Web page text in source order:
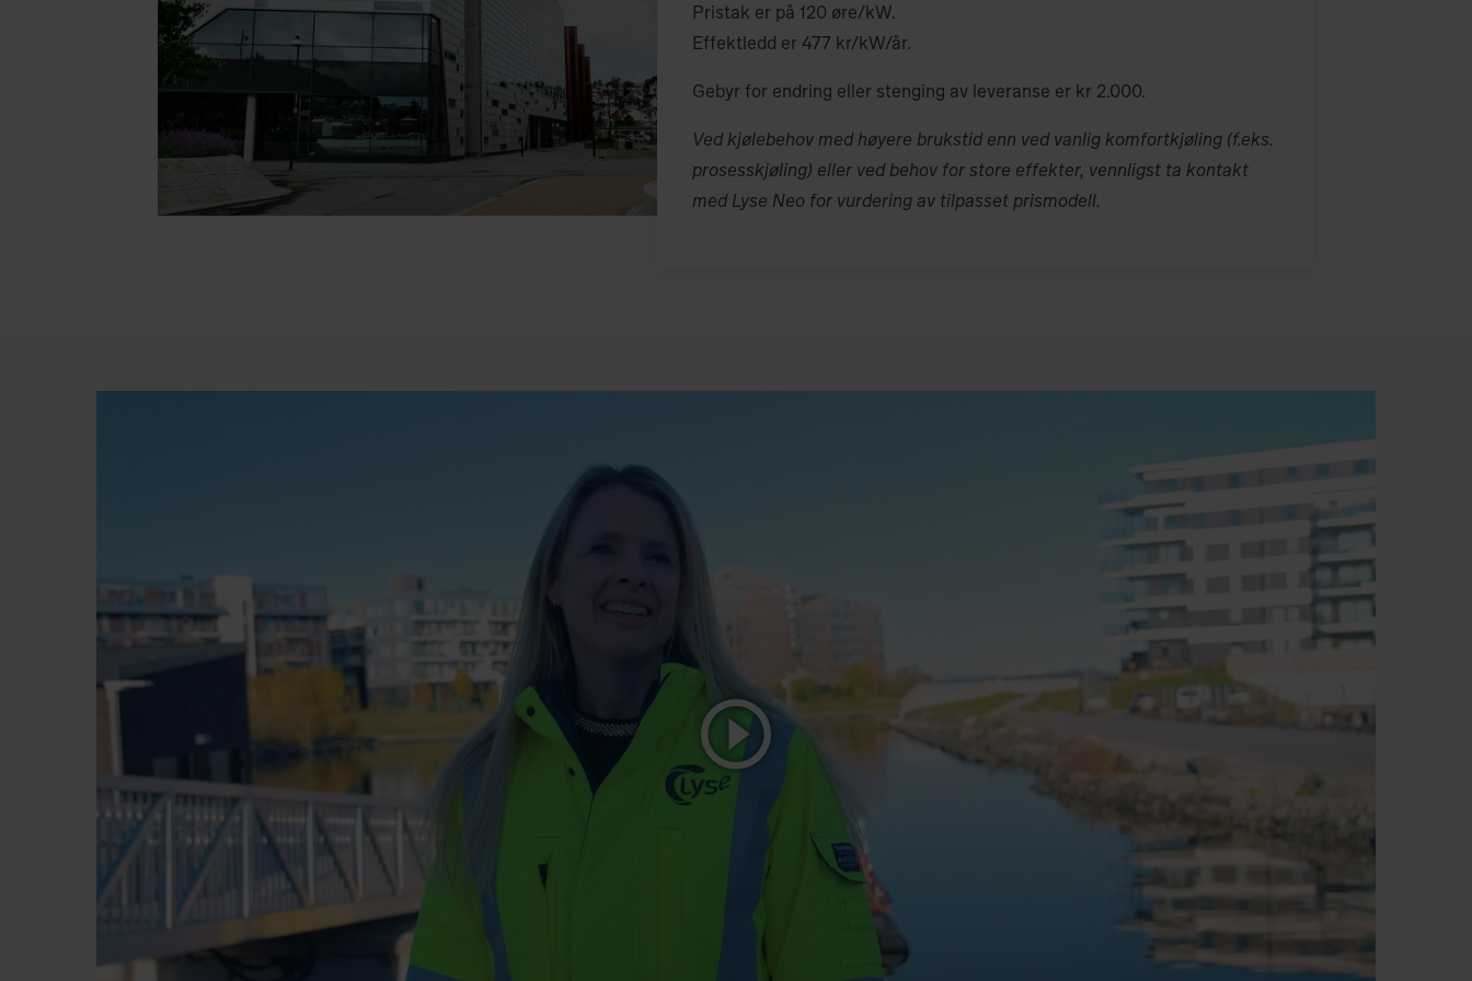
Pristak er på 120 øre/kW.
Effektledd er 477 kr/kW/år.
Gebyr for endring eller stenging av leveranse er kr 2.000.
Ved kjølebehov med høyere brukstid enn ved vanlig komfortkjøling (f.eks.
prosesskjøling) eller ved behov for store effekter, vennligst ta kontakt
med Lyse Neo for vurdering av tilpasset prismodell.